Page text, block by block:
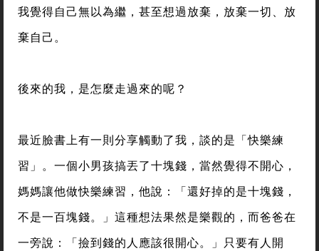
我覺得自己無以為繼，甚至想過放棄，放棄一切、放
棄自己。
後來的我，是怎麼走過來的呢？
最近臉書上有一則分享觸動了我，談的是「快樂練
習」。一個小男孩搞丟了十塊錢，當然覺得不開心，
媽媽讓他做快樂練習，他說：「還好掉的是十塊錢，
不是一百塊錢。」這種想法果然是樂觀的，而爸爸在
一旁說：「撿到錢的人應該很開心。」只要有人開